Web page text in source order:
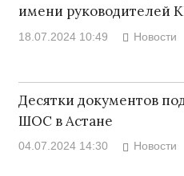
имени руководителей
18.07.2024 10:49 Новости
Десятки документов
ШОС в Астане
04.07.2024 14:30 Новости